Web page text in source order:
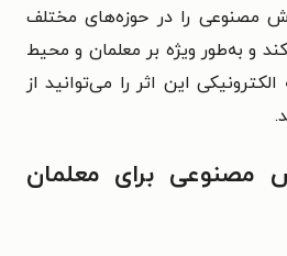
مصنوعی را در حوزه‌های مختلف
و به‌طور ویژه بر معلمان و محیط
این اثر را می‌توانید از
مصنوعی برای معلمان